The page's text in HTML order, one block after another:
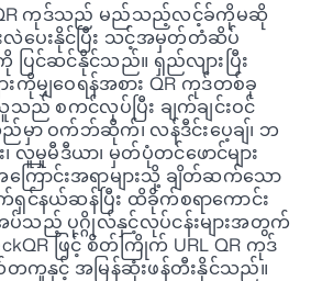
QR ကုဒ်သည် မည်သည့်လင့်ခ်ကိုမဆို
းလဲပေးနိုင်ပြီး သင့်အမှတ်တံဆိပ်
ြင်ဆင်နိုင်သည်။ ရှည်လျားပြီး
းကိုမျှဝေရန်အစား QR ကုဒ်တစ်ခု
သည် စကင်လုပ်ပြီး ချက်ချင်းဝင်
ာ ဝက်ဘ်ဆိုက်၊ လန်ဒီင်းပေ့ချ်၊ ဘ
လူမှုမီဒီယာ၊ မှတ်ပုံတင်ဖောင်များ
ြောင်းအရာများသို့ ချိတ်ဆက်သော
ရှင်နယ်ဆန်ပြီး ထိခိုက်စရာကောင်း
ပ်သည့် ပုဂ္ဂိုလ်နှင့်လုပ်ငန်းများအတွက်
ဖြင့် စိတ်ကြိုက် URL QR ကုဒ်
တကူနှင့် အမြန်ဆုံးဖန်တီးနိုင်သည်။